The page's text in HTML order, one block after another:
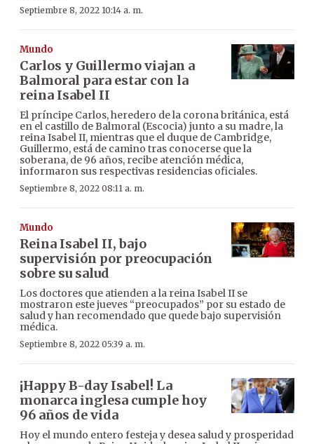
Septiembre 8, 2022 10:14 a. m.
Mundo
Carlos y Guillermo viajan a
Balmoral para estar con la
reina Isabel II
El príncipe Carlos, heredero de la corona británica, está
en el castillo de Balmoral (Escocia) junto a su madre, la
reina Isabel II, mientras que el duque de Cambridge,
Guillermo, está de camino tras conocerse que la
soberana, de 96 años, recibe atención médica,
informaron sus respectivas residencias oficiales.
Septiembre 8, 2022 08:11 a. m.
Mundo
Reina Isabel II, bajo
supervisión por preocupación
sobre su salud
Los doctores que atienden a la reina Isabel II se
mostraron este jueves “preocupados” por su estado de
salud y han recomendado que quede bajo supervisión
médica.
Septiembre 8, 2022 05:39 a. m.
¡Happy B-day Isabel! La
monarca inglesa cumple hoy
96 años de vida
Hoy el mundo entero festeja y desea salud y prosperidad